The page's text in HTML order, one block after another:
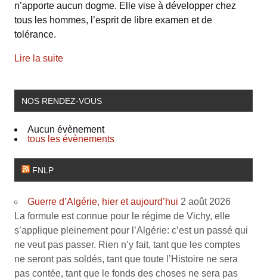
n’apporte aucun dogme. Elle vise à développer chez
tous les hommes, l’esprit de libre examen et de
tolérance.
Lire la suite
NOS RENDEZ-VOUS
Aucun évènement
tous les évènements
FNLP
Guerre d’Algérie, hier et aujourd’hui 2 août 2026
La formule est connue pour le régime de Vichy, elle
s’applique pleinement pour l’Algérie: c’est un passé qui
ne veut pas passer. Rien n’y fait, tant que les comptes
ne seront pas soldés, tant que toute l’Histoire ne sera
pas contée, tant que le fonds des choses ne sera pas